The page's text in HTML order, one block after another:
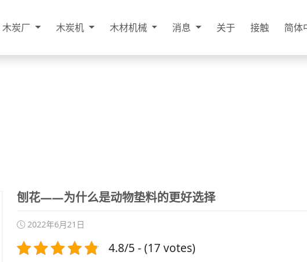
木炭厂 木炭机 木材机械 消息 关于 接触 简体
刨花——为什么是动物垫料的更好选择
2022年6月21日
4.8/5 - (17 votes)